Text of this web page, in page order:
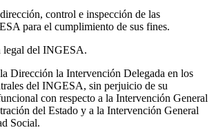
control e inspección de las
para el cumplimiento de sus fines.
legal del INGESA.
Dirección la Intervención Delegada en los
del INGESA, sin perjuicio de su
con respecto a la Intervención General
del Estado y a la Intervención General
Social.